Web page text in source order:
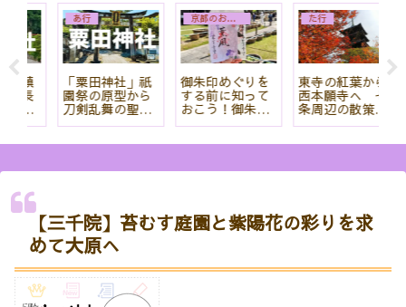
あ行
「粟田神社」祇
園祭の原型から
刀剣乱舞の聖地
まで盛りだくさ
京都のお寺・神社・御朱印
御朱印めぐりを
する前に知って
おこう！御朱印
の歴史や意味、
も！
た行
東寺の紅葉から
西本願寺へ 七
条周辺の散策コ
ースを紹介!
【三千院】苔むす庭園と紫陽花の彩りを求
めて大原へ